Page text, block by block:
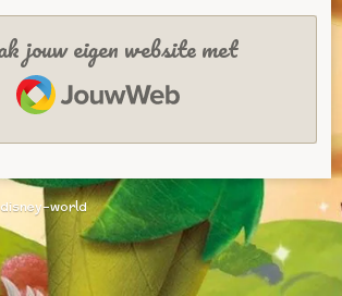
jouw eigen website met
JouwWeb
world